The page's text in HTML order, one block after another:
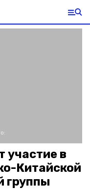
участие в
Китайской
группы